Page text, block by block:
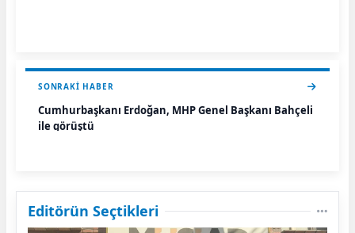
SONRAKI HABER
Cumhurbaşkanı Erdoğan, MHP Genel Başkanı Bahçeli
ile görüştü
Editörün Seçtikleri